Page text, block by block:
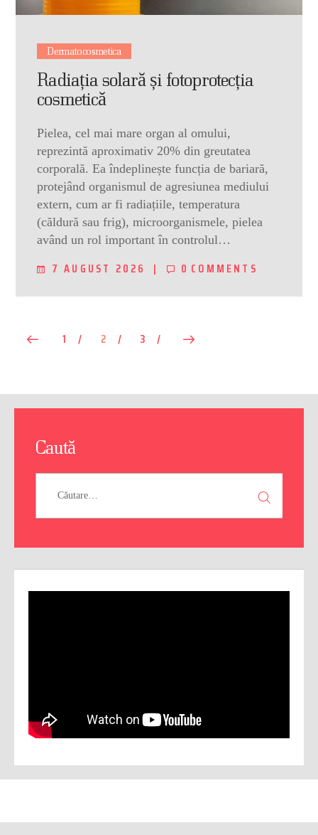
Dermatocosmetica
Radiația solară și fotoprotecția
cosmetică
Pielea, cel mai mare organ al omului,
reprezintă aproximativ 20% din greutatea
corporală. Ea îndeplinește funcția de bariară,
protejând organismul de agresiunea mediului
extern, cum ar fi radiațiile, temperatura
(căldură sau frig), microorganismele, pielea
având un rol important în controlul…
7 AUGUST 2026 0 COMMENTS
Paginație
< PAGE
1 PAGE
2 PAGE
3 >
Caută
după: